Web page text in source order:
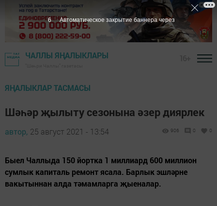
ЧАЛЛЫ ЯҢАЛЫКЛАРЫ
ЯҢАЛЫКЛАР ТАСМАСЫ
Шәһәр җылыту сезонына әзер диярлек
автор, 25 август 2021 - 13:54 906 0 0
Быел Чаллыда 150 йортка 1 миллиард 600 миллион
сумлык капиталь ремонт ясала. Барлык эшләрне
вакытыннан алда тәмамларга җыеналар.
5 Автоматическое закрытие баннера через